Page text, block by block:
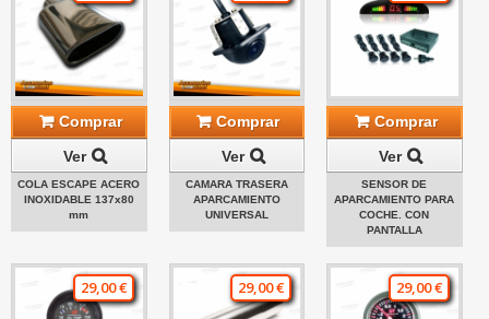
Comprar
Ver
COLA ESCAPE ACERO
INOXIDABLE 137x80
mm
Comprar
Ver
CAMARA TRASERA
APARCAMIENTO
UNIVERSAL
Comprar
Ver
SENSOR DE
APARCAMIENTO PARA
COCHE. CON
PANTALLA
29,00 € 29,00 € 29,00 €